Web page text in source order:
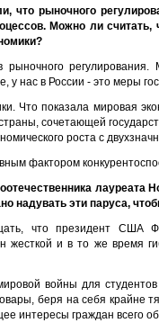
рыночного
Можно ли считать,
нас в России - это меры
Что показала мировая
сочетающей
роста с
фактором
лауреата
надувать эти паруса,
что президент США
жесткой и в то же время
войны для
беря на себя крайне
интересы граждан всего